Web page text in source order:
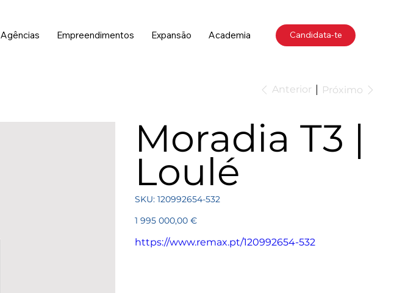
Agências Empreendimentos Expansão Academia Candidata-te
Anterior Próximo
Moradia T3 |
Loulé
SKU: SKU
120992654-
120992654-532
Preço
1 995 000,00 €
https://www.remax.pt/120992654-532